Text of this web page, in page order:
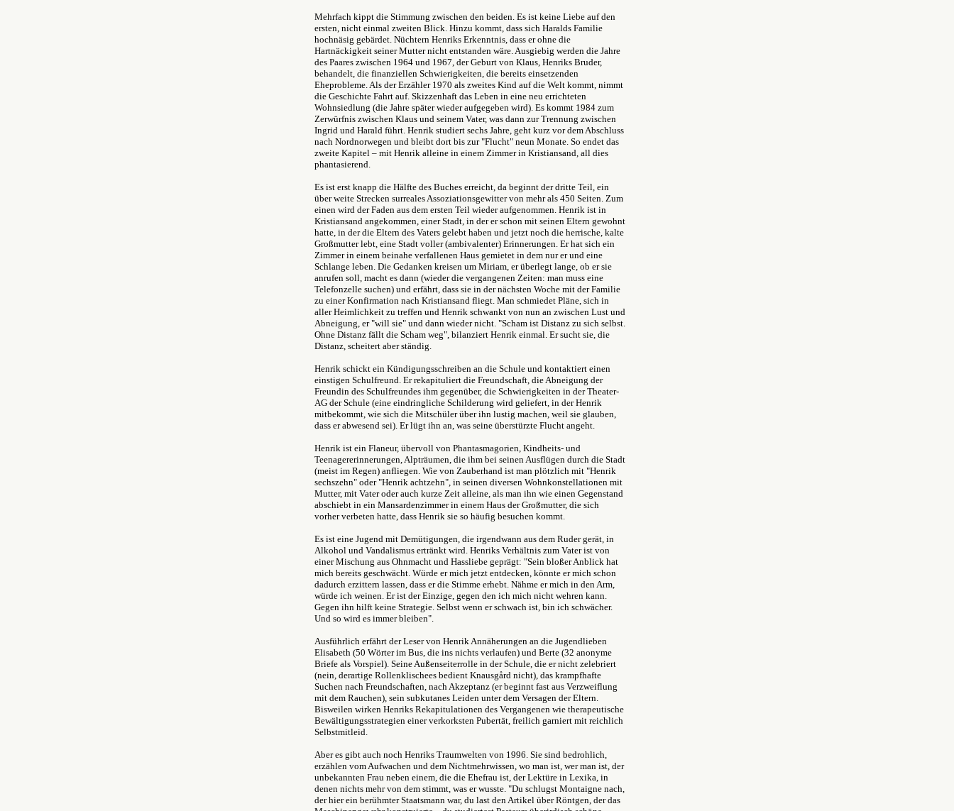
Mehrfach kippt die Stimmung zwischen den beiden. Es ist keine Liebe auf den
ersten, nicht einmal zweiten Blick. Hinzu kommt, dass sich Haralds Familie
hochnäsig gebärdet. Nüchtern Henriks Erkenntnis, dass er ohne die
Hartnäckigkeit seiner Mutter nicht entstanden wäre. Ausgiebig werden die Jahre
des Paares zwischen 1964 und 1967, der Geburt von Klaus, Henriks Bruder,
behandelt, die finanziellen Schwierigkeiten, die bereits einsetzenden
Eheprobleme. Als der Erzähler 1970 als zweites Kind auf die Welt kommt, nimmt
die Geschichte Fahrt auf. Skizzenhaft das Leben in eine neu errichteten
Wohnsiedlung (die Jahre später wieder aufgegeben wird). Es kommt 1984 zum
Zerwürfnis zwischen Klaus und seinem Vater, was dann zur Trennung zwischen
Ingrid und Harald führt. Henrik studiert sechs Jahre, geht kurz vor dem Abschluss
nach Nordnorwegen und bleibt dort bis zur "Flucht" neun Monate. So endet das
zweite Kapitel – mit Henrik alleine in einem Zimmer in Kristiansand, all dies
phantasierend.
Es ist erst knapp die Hälfte des Buches erreicht, da beginnt der dritte Teil, ein
über weite Strecken surreales Assoziationsgewitter von mehr als 450 Seiten. Zum
einen wird der Faden aus dem ersten Teil wieder aufgenommen. Henrik ist in
Kristiansand angekommen, einer Stadt, in der er schon mit seinen Eltern gewohnt
hatte, in der die Eltern des Vaters gelebt haben und jetzt noch die herrische, kalte
Großmutter lebt, eine Stadt voller (ambivalenter) Erinnerungen. Er hat sich ein
Zimmer in einem beinahe verfallenen Haus gemietet in dem nur er und eine
Schlange leben. Die Gedanken kreisen um Miriam, er überlegt lange, ob er sie
anrufen soll, macht es dann (wieder die vergangenen Zeiten: man muss eine
Telefonzelle suchen) und erfährt, dass sie in der nächsten Woche mit der Familie
zu einer Konfirmation nach Kristiansand fliegt. Man schmiedet Pläne, sich in
aller Heimlichkeit zu treffen und Henrik schwankt von nun an zwischen Lust und
Abneigung, er "will sie" und dann wieder nicht. "Scham ist Distanz zu sich selbst.
Ohne Distanz fällt die Scham weg", bilanziert Henrik einmal. Er sucht sie, die
Distanz, scheitert aber ständig.
Henrik schickt ein Kündigungsschreiben an die Schule und kontaktiert einen
einstigen Schulfreund. Er rekapituliert die Freundschaft, die Abneigung der
Freundin des Schulfreundes ihm gegenüber, die Schwierigkeiten in der Theater-
AG der Schule (eine eindringliche Schilderung wird geliefert, in der Henrik
mitbekommt, wie sich die Mitschüler über ihn lustig machen, weil sie glauben,
dass er abwesend sei). Er lügt ihn an, was seine überstürzte Flucht angeht.
Henrik ist ein Flaneur, übervoll von Phantasmagorien, Kindheits- und
Teenagererinnerungen, Alpträumen, die ihm bei seinen Ausflügen durch die Stadt
(meist im Regen) anfliegen. Wie von Zauberhand ist man plötzlich mit "Henrik
sechszehn" oder "Henrik achtzehn", in seinen diversen Wohnkonstellationen mit
Mutter, mit Vater oder auch kurze Zeit alleine, als man ihn wie einen Gegenstand
abschiebt in ein Mansardenzimmer in einem Haus der Großmutter, die sich
vorher verbeten hatte, dass Henrik sie so häufig besuchen kommt.
Es ist eine Jugend mit Demütigungen, die irgendwann aus dem Ruder gerät, in
Alkohol und Vandalismus ertränkt wird. Henriks Verhältnis zum Vater ist von
einer Mischung aus Ohnmacht und Hassliebe geprägt: "Sein bloßer Anblick hat
mich bereits geschwächt. Würde er mich jetzt entdecken, könnte er mich schon
dadurch erzittern lassen, dass er die Stimme erhebt. Nähme er mich in den Arm,
würde ich weinen. Er ist der Einzige, gegen den ich mich nicht wehren kann.
Gegen ihn hilft keine Strategie. Selbst wenn er schwach ist, bin ich schwächer.
Und so wird es immer bleiben".
Ausführlich erfährt der Leser von Henrik Annäherungen an die Jugendlieben
Elisabeth (50 Wörter im Bus, die ins nichts verlaufen) und Berte (32 anonyme
Briefe als Vorspiel). Seine Außenseiterrolle in der Schule, die er nicht zelebriert
(nein, derartige Rollenklischees bedient Knausgård nicht), das krampfhafte
Suchen nach Freundschaften, nach Akzeptanz (er beginnt fast aus Verzweiflung
mit dem Rauchen), sein subkutanes Leiden unter dem Versagen der Eltern.
Bisweilen wirken Henriks Rekapitulationen des Vergangenen wie therapeutische
Bewältigungsstrategien einer verkorksten Pubertät, freilich garniert mit reichlich
Selbstmitleid.
Aber es gibt auch noch Henriks Traumwelten von 1996. Sie sind bedrohlich,
erzählen vom Aufwachen und dem Nichtmehrwissen, wo man ist, wer man ist, der
unbekannten Frau neben einem, die die Ehefrau ist, der Lektüre in Lexika, in
denen nichts mehr von dem stimmt, was er wusste. "Du schlugst Montaigne nach,
der hier ein berühmter Staatsmann war, du last den Artikel über Röntgen, der das